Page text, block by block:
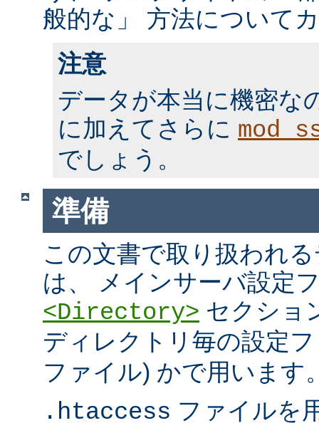
般的な」 方法について
注意
データが本当に機密な
に加えてさらに
でしょう。
準備
この文書で取り扱われ
は、 メインサーバ設定
<Directory> セクショ
ディレクトリ毎の設定
ファイル) かで用います
.htaccess ファイルを